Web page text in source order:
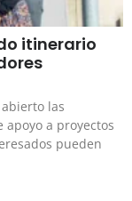
itinerario
las
a proyectos
pueden